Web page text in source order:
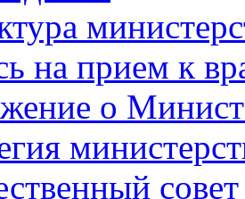
на прием к
о
совет